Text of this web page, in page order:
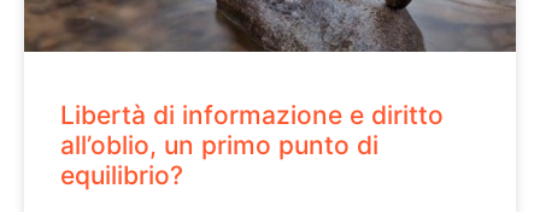
Libertà di informazione e diritto
all’oblio, un primo punto di
equilibrio?